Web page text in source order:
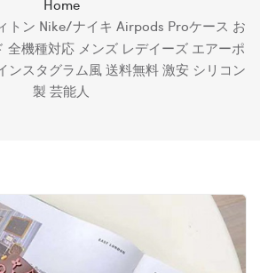
Home
トン Nike/ナイキ Airpods Proケース お
全機種対応 メンズ レデイーズ エアーポ
ンスタグラム風 送料無料 激安 シリコン
製 芸能人